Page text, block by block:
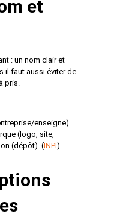
et
: un nom clair et
il faut aussi éviter de
pris.
enseigne).
(logo, site,
(dépôt). (INPI)